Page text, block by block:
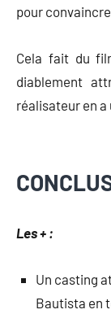
pour
Cela fait du
diablement
réalisateur en
Les + :
Un casting
Bautista en